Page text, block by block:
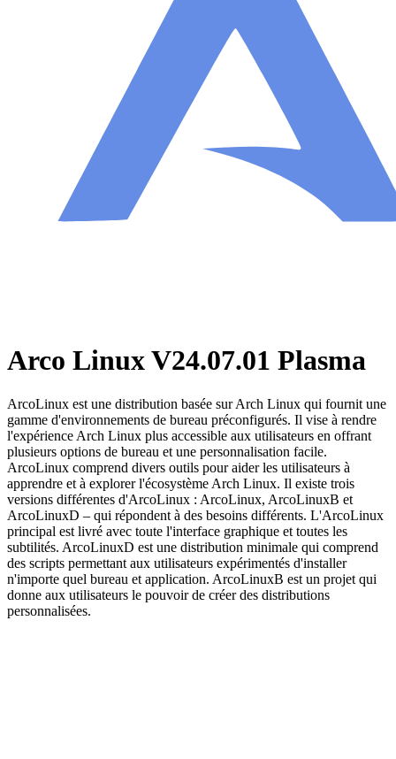
Arco Linux V24.07.01 Plasma
ArcoLinux est une distribution basée sur Arch Linux qui fournit une
gamme d'environnements de bureau préconfigurés. Il vise à rendre
l'expérience Arch Linux plus accessible aux utilisateurs en offrant
plusieurs options de bureau et une personnalisation facile.
ArcoLinux comprend divers outils pour aider les utilisateurs à
apprendre et à explorer l'écosystème Arch Linux. Il existe trois
versions différentes d'ArcoLinux : ArcoLinux, ArcoLinuxB et
ArcoLinuxD – qui répondent à des besoins différents. L'ArcoLinux
principal est livré avec toute l'interface graphique et toutes les
subtilités. ArcoLinuxD est une distribution minimale qui comprend
des scripts permettant aux utilisateurs expérimentés d'installer
n'importe quel bureau et application. ArcoLinuxB est un projet qui
donne aux utilisateurs le pouvoir de créer des distributions
personnalisées.